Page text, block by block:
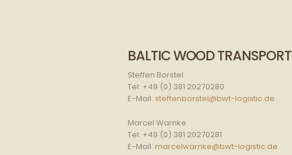
BALTIC WOOD TRANSPORT
Steffen Borstel
Tel: +49 (0) 381 20270280
E-Mail: steffenborstel@bwt-logistic.de
Marcel Warnke
Tel: +49 (0) 381 20270281
E-Mail: marcelwarnke@bwt-logistic.de